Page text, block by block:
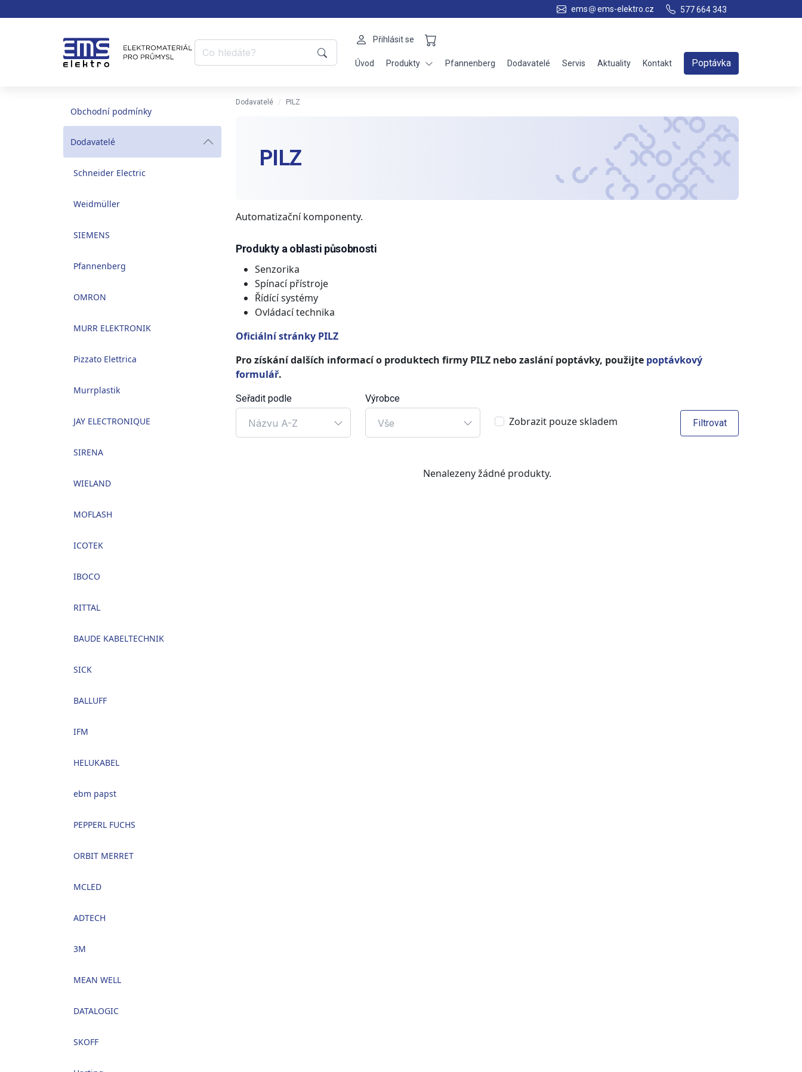
ems ems-elektro.cz 577 664 343
Přihlásit se
Úvod Produkty Pfannenberg Dodavatelé Servis Aktuality Kontakt Poptávka
Obchodní podmínky
Dodavatelé
Schneider Electric
Weidmüller
SIEMENS
Pfannenberg
OMRON
MURR ELEKTRONIK
Pizzato Elettrica
Murrplastik
JAY ELECTRONIQUE
SIRENA
WIELAND
MOFLASH
ICOTEK
IBOCO
RITTAL
BAUDE KABELTECHNIK
SICK
BALLUFF
IFM
HELUKABEL
ebm papst
PEPPERL FUCHS
ORBIT MERRET
MCLED
ADTECH
3M
MEAN WELL
DATALOGIC
SKOFF
Dodavatelé PILZ
PILZ
Automatizační komponenty.
Produkty a oblasti působnosti
Senzorika
Spínací přístroje
Řídící systémy
Ovládací technika
Oficiální stránky PILZ
Pro získání dalších informací o produktech firmy PILZ nebo zaslání poptávky, použijte poptávkový
formulář.
Seřadit podle
Názvu A-Z
Výrobce
Vše Zobrazit pouze skladem Filtrovat
Nenalezeny žádné produkty.